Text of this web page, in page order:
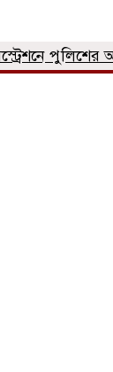
পুলিশের